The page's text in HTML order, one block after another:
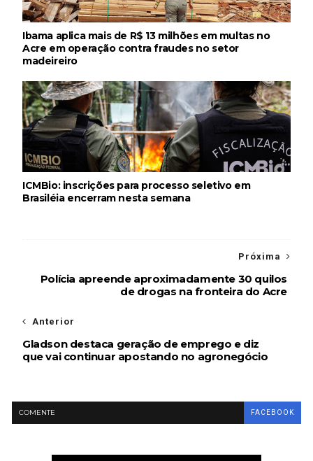
Ibama aplica mais de R$ 13 milhões em multas no
Acre em operação contra fraudes no setor
madeireiro
ICMBio: inscrições para processo seletivo em
Brasiléia encerram nesta semana
Próxima
Polícia apreende aproximadamente 30 quilos
de drogas na fronteira do Acre
Anterior
Gladson destaca geração de emprego e diz
que vai continuar apostando no agronegócio
COMENTE FACEBOOK